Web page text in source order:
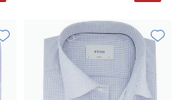
Toevoegen aan favorieten